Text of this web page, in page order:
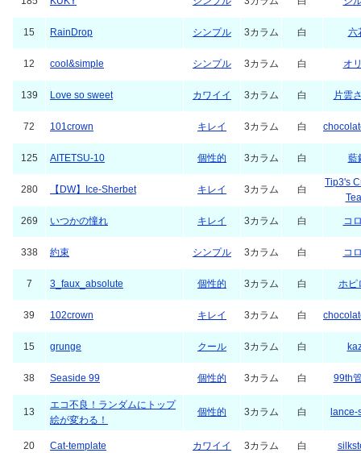
15 RainDrop シンプル 3カラム 白 六
12 cool&simple シンプル 3カラム 白 オ
139 Love so sweet カワイイ 3カラム 白 片雲
72 101crown キレイ 3カラム 白
125 AITETSU-10 個性的 3カラム 白 藍
280 【DW】Ice-Sherbet キレイ 3カラム 白
Tip3's
269 いつかの憧れ キレイ 3カラム 白 コ
338 約束 シンプル 3カラム 白 コ
7 3_faux_absolute 個性的 3カラム 白 ホピ
39 102crown キレイ 3カラム 白
15 grunge クール 3カラム 白
38 Seaside 99 個性的 3カラム 白 99th
13
エコ不良！ランダムにトップ
絵が変わる！
個性的 3カラム 白 lance-
20 Cat-template カワイイ 3カラム 白